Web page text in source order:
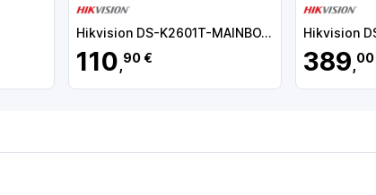
Hikvision DS-K2601T-MAINBOARD
110,90 €
Hikvision
389,00